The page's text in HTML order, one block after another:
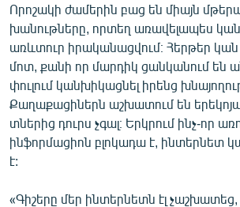
Որոշակի ժամերին բաց են միայն
խանութները, որտեղ առավելապես
առևտուր իրականացվում։ Հերթեր
մոտ, քանի որ մարդիկ ցանկանում են
փուլում կանխիկացնել իրենց
Քաղաքացիներն աշխատում են
տներից դուրս չգալ։ Երկրում ինչ-որ
ինֆորմացիոն բլոկադա է, ինտերնետ
է:
«Գիշերը մեր ինտերնետն էլ